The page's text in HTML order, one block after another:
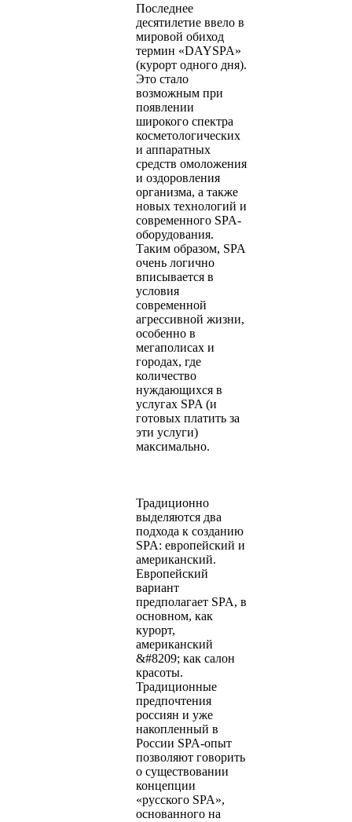
Последнее
десятилетие ввело в
мировой обиход
термин «DAYSPA»
(курорт одного дня).
Это стало
возможным при
появлении
широкого спектра
косметологических
и аппаратных
средств омоложения
и оздоровления
организма, а также
новых технологий и
современного SPA-
оборудования.
Таким образом, SPA
очень логично
вписывается в
условия
современной
агрессивной жизни,
особенно в
мегаполисах и
городах, где
количество
нуждающихся в
услугах SPA (и
готовых платить за
эти услуги)
максимально.
Традиционно
выделяются два
подхода к созданию
SPA: европейский и
американский.
Европейский
вариант
предполагает SPA, в
основном, как
курорт,
американский
&#8209; как салон
красоты.
Традиционные
предпочтения
россиян и уже
накопленный в
России SPA-опыт
позволяют говорить
о существовании
концепции
«русского SPA»,
основанного на